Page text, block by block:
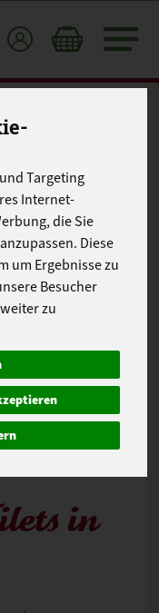
Targeting
Internet-
die Sie
Diese
um Ergebnisse zu
Besucher
zu
in
Toggle
cart